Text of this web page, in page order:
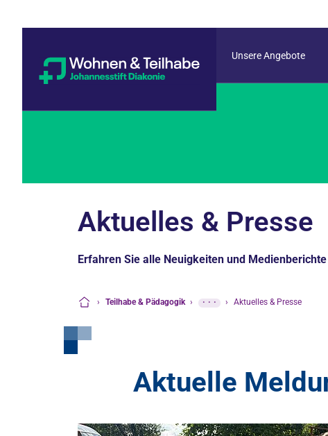
Unsere Angebote
Aktuelles & Presse
Erfahren Sie alle Neuigkeiten und
› Teilhabe & Pädagogik › ··· › Aktuelles & Presse
Aktuelle